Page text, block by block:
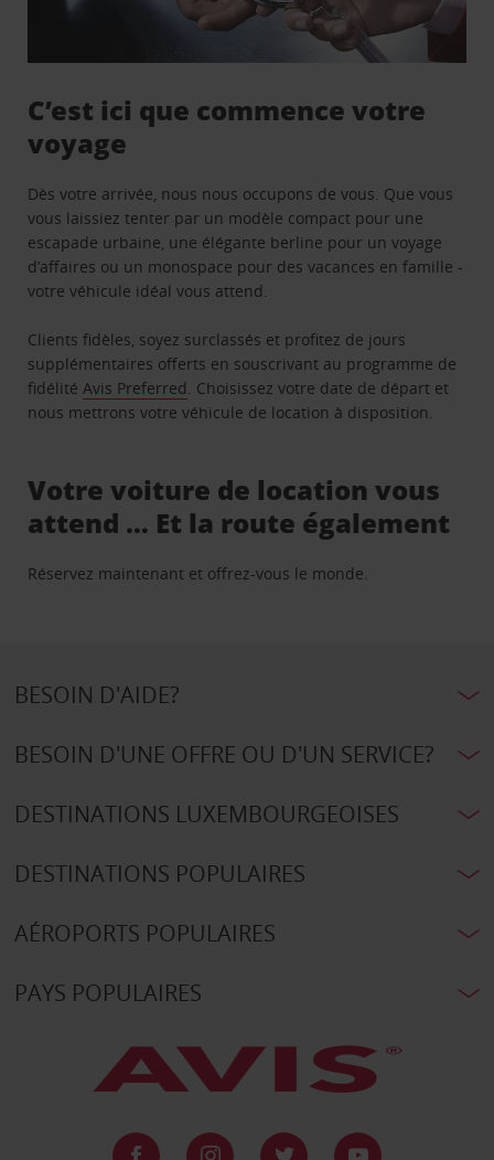
C’est ici que commence votre
voyage
Dès votre arrivée, nous nous occupons de vous. Que vous
vous laissiez tenter par un modèle compact pour une
escapade urbaine, une élégante berline pour un voyage
d’affaires ou un monospace pour des vacances en famille -
votre véhicule idéal vous attend.
Clients fidèles, soyez surclassés et profitez de jours
supplémentaires offerts en souscrivant au programme de
fidélitéAvis Preferred. Choisissez votre date de départ et
nous mettrons votre véhicule de location à disposition.
Votre voiture de location vous
attend … Et la route également
Réservez maintenant et offrez-vous le monde.
BESOIN D'AIDE?
BESOIN D'UNE OFFRE OU D'UN SERVICE?
DESTINATIONS LUXEMBOURGEOISES
DESTINATIONS POPULAIRES
AÉROPORTS POPULAIRES
PAYS POPULAIRES